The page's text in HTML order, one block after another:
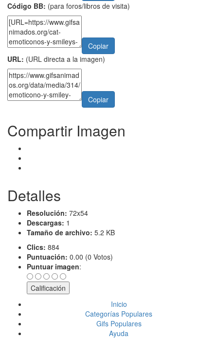
Código BB: (para foros/libros de visita)
Copiar
URL: (URL directa a la imagen)
Copiar
Compartir Imagen
Detalles
Resolución: 72x54
Descargas: 1
Tamaño de archivo: 5.2 KB
Clics: 884
Puntuación: 0.00 (0 Votos)
Puntuar imagen:
Inicio
Categorías Populares
Gifs Populares
Ayuda